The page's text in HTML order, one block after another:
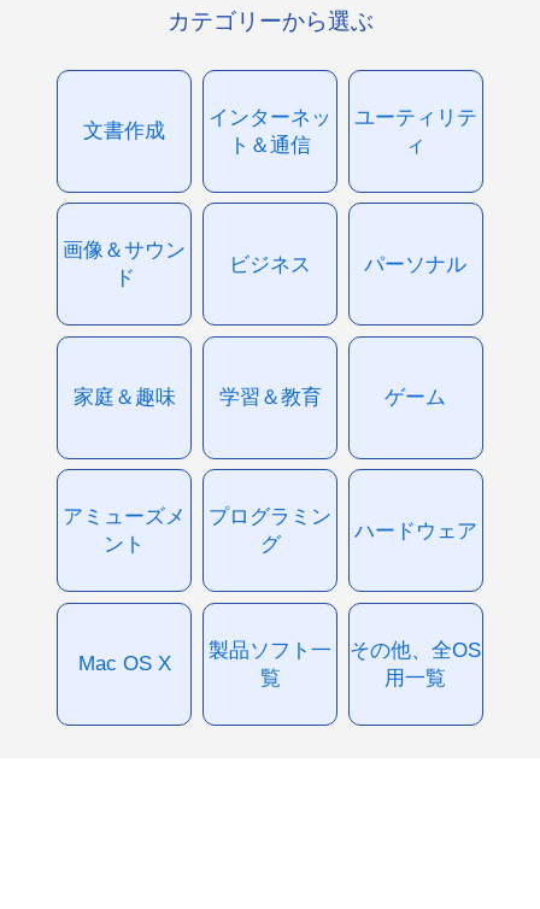
カテゴリーから選ぶ
文書作成
インターネッ
ト＆通信
ユーティリテ
ィ
画像＆サウン
ド
ビジネス パーソナル
家庭＆趣味 学習＆教育 ゲーム
アミューズメ
ント
プログラミン
グ
ハードウェア
Mac OS X
製品ソフト一
覧
その他、全OS
用一覧